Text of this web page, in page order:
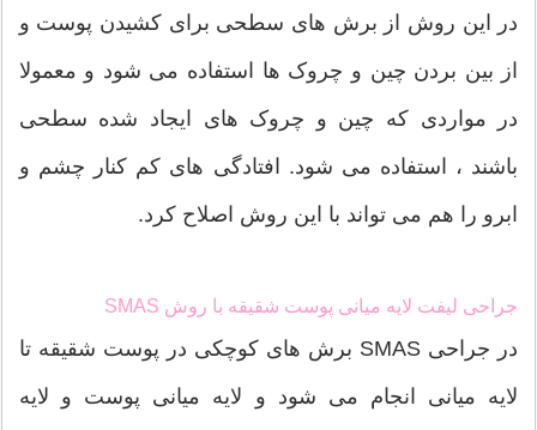
در این روش از برش های سطحی برای کشیدن پوست و
از بین بردن چین و چروک ها استفاده می شود و معمولا
در مواردی که چین و چروک های ایجاد شده سطحی
باشند ، استفاده می شود. افتادگی های کم کنار چشم و
ابرو را هم می تواند با این روش اصلاح کرد.
جراحی لیفت لایه میانی پوست شقیقه با روش SMAS
در جراحی SMAS برش های کوچکی در پوست شقیقه تا
لایه میانی انجام می شود و لایه میانی پوست و لایه